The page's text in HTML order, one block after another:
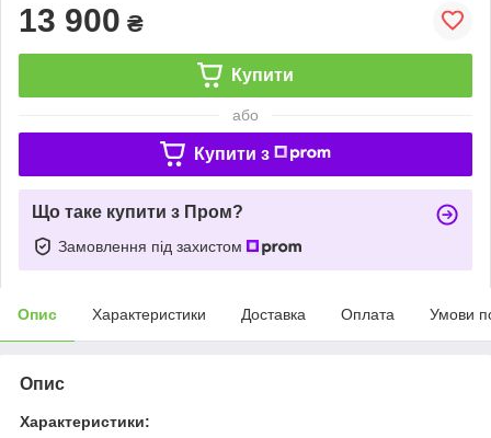
13 900 ₴
Купити
або
Купити з
Що таке купити з Пром?
Замовлення під захистом
Опис Характеристики Доставка Оплата Умови
Опис
Характеристики: